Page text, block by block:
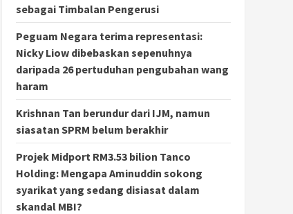
sebagai Timbalan Pengerusi
Peguam Negara terima representasi:
Nicky Liow dibebaskan sepenuhnya
daripada 26 pertuduhan pengubahan wang
haram
Krishnan Tan berundur dari IJM, namun
siasatan SPRM belum berakhir
Projek Midport RM3.53 bilion Tanco
Holding: Mengapa Aminuddin sokong
syarikat yang sedang disiasat dalam
skandal MBI?